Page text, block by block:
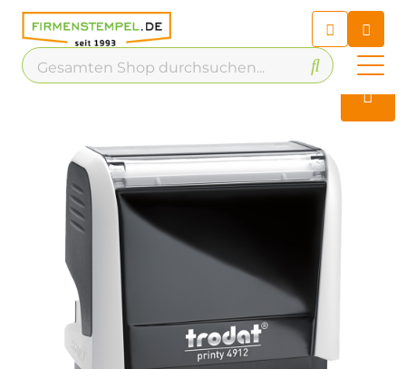
Chatbot
Chatten Sie 24/7 mit unserem
hilfreichen Chatbot
Kontakt